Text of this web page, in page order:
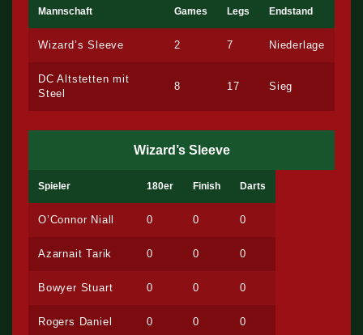
Mannschaft Games Legs Endstand
Wizard’s Sleeve 2 7 Niederlage
DC Altstetten mit
Steel
8 17 Sieg
Wizard’s Sleeve
Spieler 180er Finish Darts
O’Connor Niall 0 0 0
Azarnait Tarik 0 0 0
Bowyer Stuart 0 0 0
Rogers Daniel 0 0 0